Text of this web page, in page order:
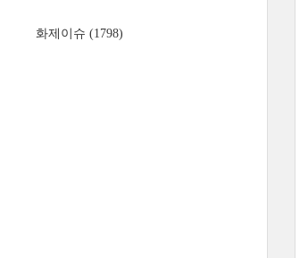
화제이슈 (1798)